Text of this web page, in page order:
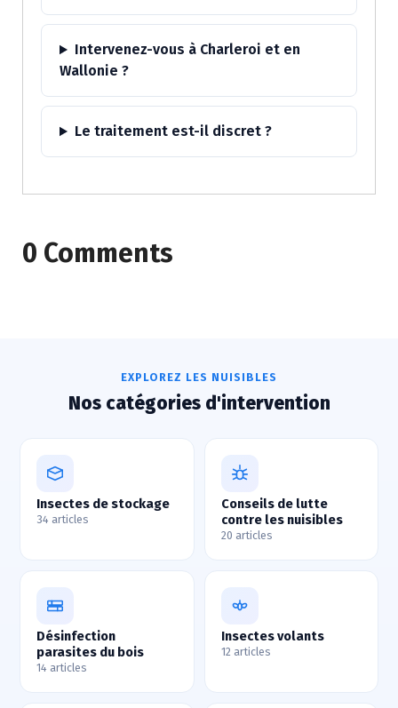
Intervenez-vous à Charleroi et en
Wallonie ?
Le traitement est-il discret ?
0 Comments
EXPLOREZ LES NUISIBLES
Nos catégories d'intervention
Insectes de stockage
34 articles
Conseils de lutte
contre les nuisibles
20 articles
Désinfection
parasites du bois
14 articles
Insectes volants
12 articles